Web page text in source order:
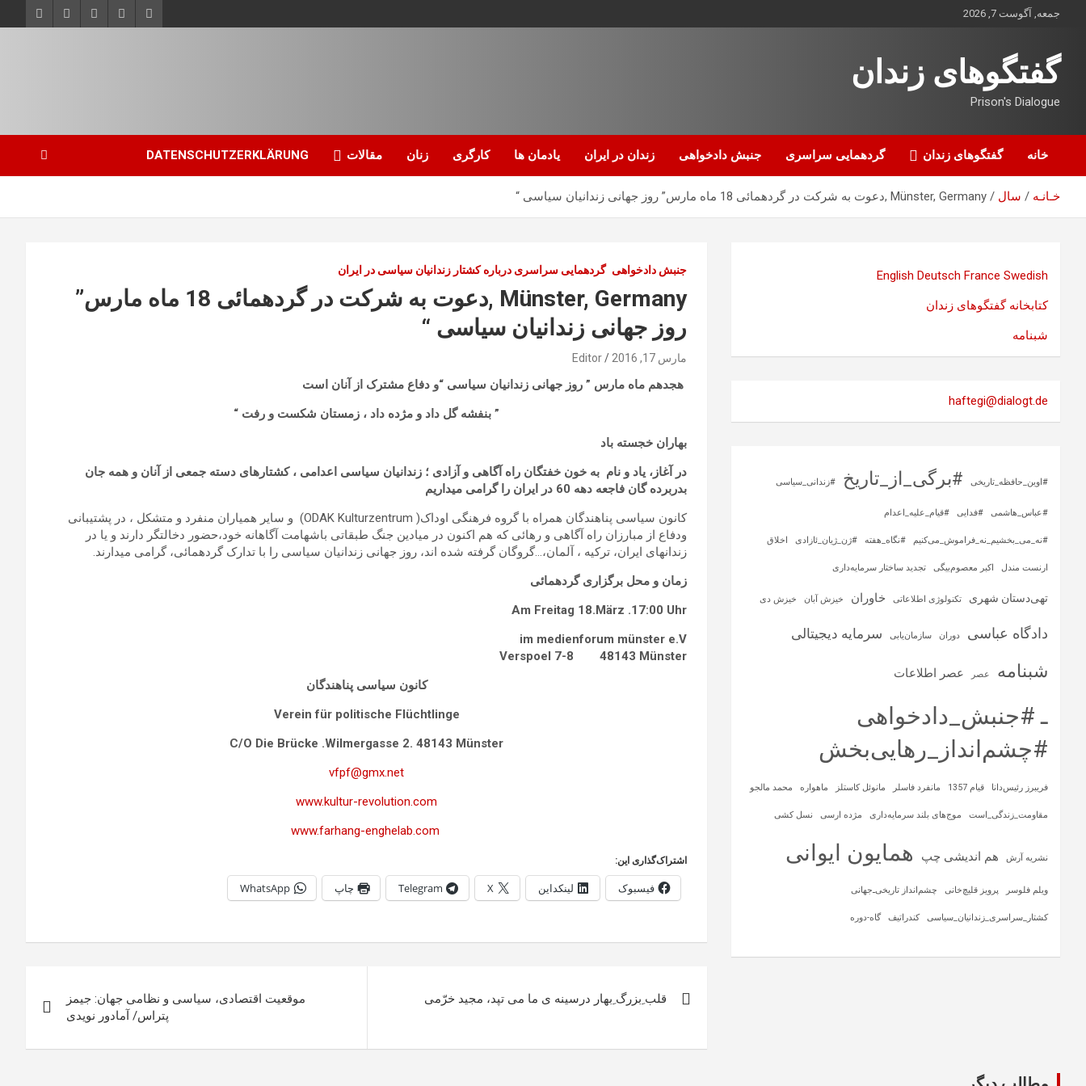
جمعه, آگوست 7, 2026
گفتگوهای زندان
Prison's Dialogue
خانه گفتگوهای زندان گردهمایی سراسری جنبش دادخواهی زندان در ایران یادمان ها کارگری زنان مقالات DATENSCHUTZERKLÄRUNG
خـانـه سال Münster, Germany ,دعوت به شرکت در گردهمائی 18 ماه مارس” روز جھانی زندانیان سیاسی “
جنبش دادخواهی گردهمایی سراسری درباره کشتار زندانیان سیاسی در ایران
Münster, Germany ,دعوت به شرکت در گردهمائی 18 ماه مارس”
روز جھانی زندانیان سیاسی “
مارس 17, 2016 Editor
هجدهم ماه مارس ” روز جھانی زندانیان سیاسی “و دفاع مشترک از آنان است
” بنفشه گل داد و مژده داد ، زمستان شکست و رفت “
بهاران خجسته باد
در آغاز، یاد و نام به خون خفتگان راه آگاھی و آزادی ؛ زندانیان سیاسی اعدامی ، کشتارهای دسته جمعی از آنان و همه جان
بدربرده گان فاجعه دهه 60 در ایران را گرامی میداریم
کانون سیاسی پناهندگان همراه با گروه فرهنگی اوداک( ODAK Kulturzentrum) و سایر همیاران منفرد و متشکل ، در پشتیبانی
ودفاع از مبارزان راه آگاھی و رهائی که ھم اکنون در میادین جنگ طبقاتی باشهامت آگاهانه خود،حضور دخالتگر دارند و یا در
زندانھای ایران، ترکیه ، آلمان،…گروگان گرفته شده اند، روز جهانی زندانیان سیاسی را با تدارک گردهمائی، گرامی میدارند.
زمان و محل برگزاری گردهمائی
Am Freitag 18.März .17:00 Uhr
im medienforum münster e.V
Verspoel 7-8
48143 Münster
کانون سیاسی پناھندگان
Verein für politische Flüchtlinge
C/O Die Brücke .Wilmergasse 2. 48143 Münster
vfpf@gmx.net
www.kultur-revolution.com
www.farhang-enghelab.com
اشتراک‌گذاری این:
فیسبوک لینکداین X
Telegram چاپ WhatsApp
نوشته
قلب ِبزرگ ِبهار درسینه ی ما می تپد، مجید خرّمی
موقعیت اقتصادی، سیاسی و نظامی جهان: جیمز
پتراس/ آمادور نویدی
English Deutsch France Swedish
کتابخانه گفتگوهای زندان
شبنامه
haftegi@dialogt.de
#اوین_حافظه_تاریخی #برگی_از_تاریخ #زندانی_سیاسی
#عباس_هاشمی #فدایی #قیام_علیه_اعدام
#نه_می_بخشیم_نه_فراموش_می‌کنیم #نگاه_هفته #ژن_ژیان_ئازادی اخلاق
ارنست مندل اکبر معصوم‌بیگی تجدید ساختار سرمایه‌داری
تهی‌دستان شهری تکنولوژی اطلاعاتی خاوران خیزش آبان خیزش دی
دادگاه عباسی دوران سازمان‌یابی سرمایه‌ دیجیتالی
شبنامه عصر عصر اطلاعات
ـ #جنبش_دادخواهی
#چشم‌انداز_رهایی‌بخش
فریبرز رئیس‌دانا قیام 1357 مانفرد فاسلر مانوئل کاستلز ماهواره‌ محمد مالجو
مقاومت_زندگی_است موج‌های بلند سرمایه‌داری مژده ارسی نسل کشی
نشریه آرش هم اندیشی چپ همایون ایوانی
ویلم فلوسر پرویز قلیچ‌خانی چشم‌انداز تاریخی‌ـ‌جهانی
کشتار_سراسری_زندانیان_سیاسی کندراتیف گاه-دوره